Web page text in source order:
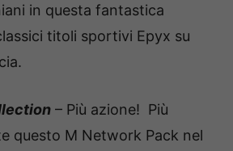
in questa fantastica
titoli sportivi Epyx su
– Più azione! Più
questo M Network Pack nel